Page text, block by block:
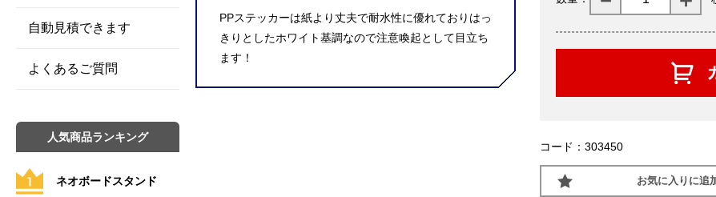
PPステッカーは紙より丈夫で耐水性に優れておりはっ
きりとしたホワイト基調なので注意喚起として目立ち
ます！
コード：303450
お気に入りに追
自動見積できます
よくあるご質問
人気商品ランキング
ネオボードスタンド